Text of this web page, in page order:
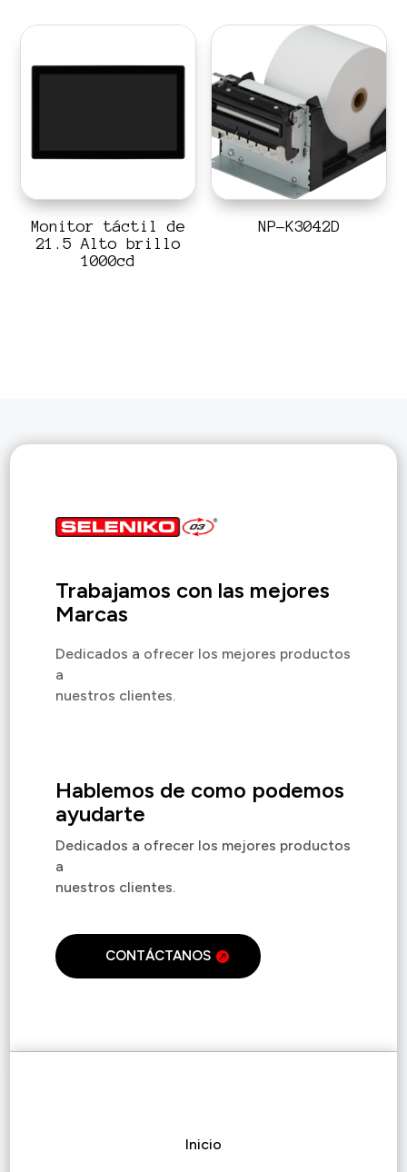
Monitor táctil de
21.5 Alto brillo
1000cd
NP-K3042D
Trabajamos con las mejores
Marcas
Dedicados a ofrecer los mejores productos
a
nuestros clientes.
Hablemos de como podemos
ayudarte
Dedicados a ofrecer los mejores productos
a
nuestros clientes.
CONTÁCTANOS
Inicio